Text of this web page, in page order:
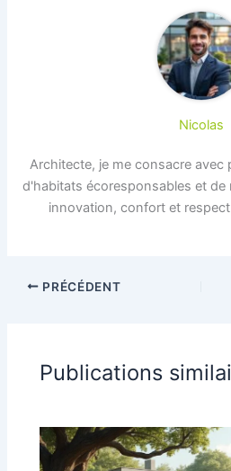
Nicolas
Architecte, je me consacre avec
d'habitats écoresponsables et de
innovation, confort et
PRÉCÉDENT
Publications